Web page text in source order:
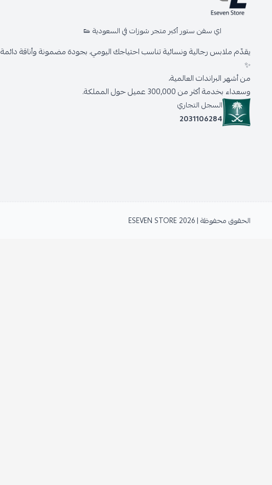
اي سفن ستور أكبر متجر شوزات في السعودية 👟
يقدّم ملابس رجالية ونسائية تناسب احتياجك اليومي، بجودة مضمونة وأناقة دائمة
✨
من أشهر البراندات العالمية،
وسعداء بخدمة أكثر من 300,000 عميل حول المملكة.
السجل التجاري
2031106284
الحقوق محفوظة | 2026 ESEVEN STORE